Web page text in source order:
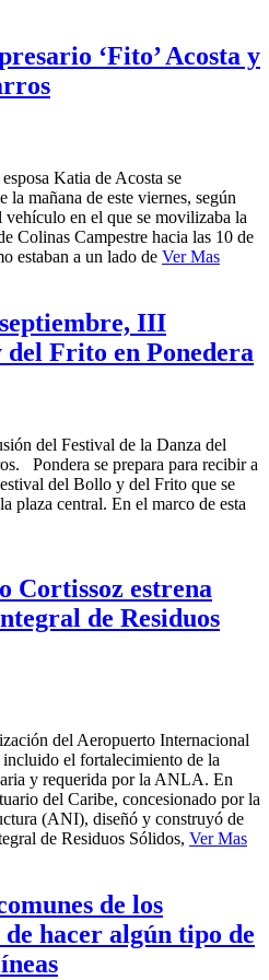
‘Fito’ Acosta y
Katia de Acosta se
la mañana de este viernes, según
en el que se movilizaba la
Colinas Campestre hacia las 10 de
estaban a un lado de Ver Mas
III
Frito en Ponedera
del Festival de la Danza del
Pondera se prepara para recibir a
del Bollo y del Frito que se
plaza central. En el marco de esta
Cortissoz estrena
de Residuos
del Aeropuerto Internacional
el fortalecimiento de la
y requerida por la ANLA. En
del Caribe, concesionado por la
(ANI), diseñó y construyó de
de Residuos Sólidos, Ver Mas
de los
hacer algún tipo de